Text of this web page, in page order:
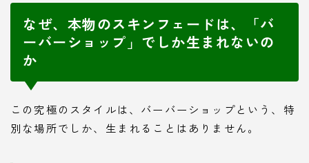
なぜ、本物のスキンフェードは、「バ
ーバーショップ」でしか生まれないの
か
この究極のスタイルは、バーバーショップという、特
別な場所でしか、生まれることはありません。